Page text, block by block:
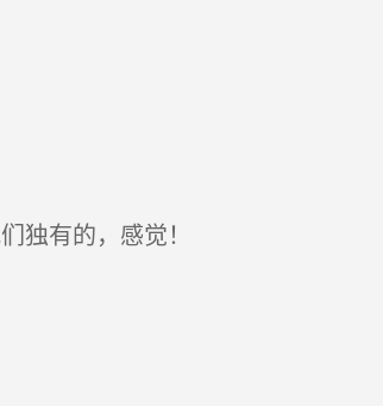
独有的，感觉！